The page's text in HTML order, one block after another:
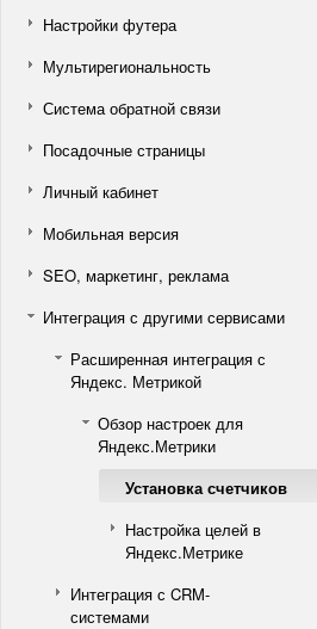
Настройки футера
Мультирегиональность
Система обратной связи
Посадочные страницы
Личный кабинет
Мобильная версия
SEO, маркетинг, реклама
Интеграция с другими сервисами
Расширенная интеграция с
Яндекс. Метрикой
Обзор настроек для
Яндекс.Метрики
Установка счетчиков
Настройка целей в
Яндекс.Метрике
Интеграция с CRM-
системами